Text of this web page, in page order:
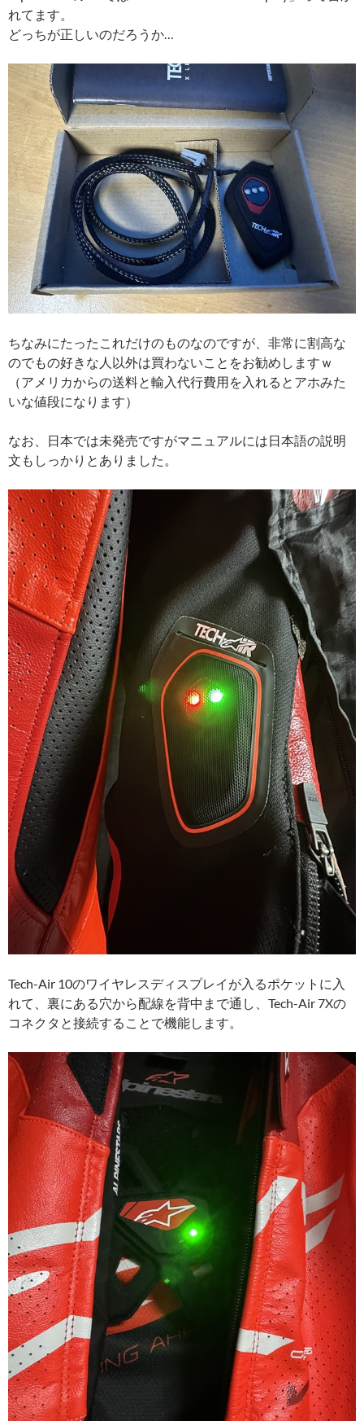
れてます。
どっちが正しいのだろうか…
ちなみにたったこれだけのものなのですが、非常に割高な
のでもの好きな人以外は買わないことをお勧めしますｗ
（アメリカからの送料と輸入代行費用を入れるとアホみた
いな値段になります）
なお、日本では未発売ですがマニュアルには日本語の説明
文もしっかりとありました。
Tech-Air 10のワイヤレスディスプレイが入るポケットに入
れて、裏にある穴から配線を背中まで通し、Tech-Air 7Xの
コネクタと接続することで機能します。